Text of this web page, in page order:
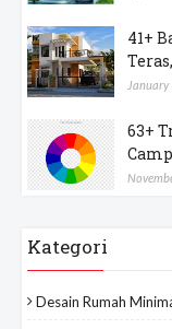
41+
January
63+
Kategori
Desain Rumah